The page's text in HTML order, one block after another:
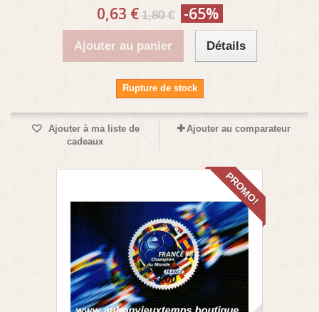
0,63 € 1,80 € -65%
Ajouter au panier Détails
Rupture de stock
Ajouter à ma liste de
cadeaux
Ajouter au comparateur
PROMO!